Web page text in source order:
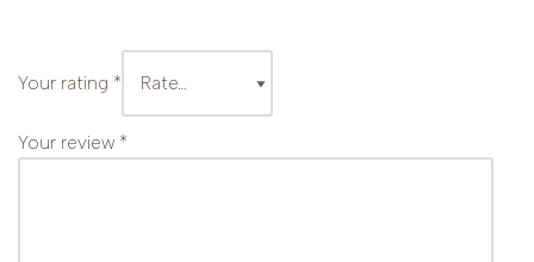
Your rating *
Your review *